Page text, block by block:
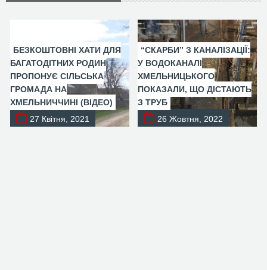
БЕЗКОШТОВНІ ХАТИ ДЛЯ
БАГАТОДІТНИХ РОДИН
ПРОПОНУЄ СІЛЬСЬКА
ГРОМАДА НА
ХМЕЛЬНИЧЧИНІ (ВІДЕО)
27 Квітня, 2021
“СКАРБИ” З КАНАЛІЗАЦІЇ:
У ВОДОКАНАЛІ
ХМЕЛЬНИЦЬКОГО
ПОКАЗАЛИ, ЩО ДІСТАЮТЬ
З ТРУБ
26 Жовтня, 2022